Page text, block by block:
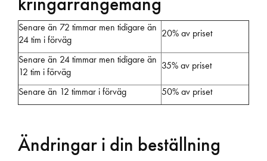
Senare än 72 timmar men tidigare än
24 tim i förväg
20% av priset
Senare än 24 timmar men tidigare än
12 tim i förväg
35% av priset
Senare än 12 timmar i förväg 50% av priset
Ändringar i din beställning